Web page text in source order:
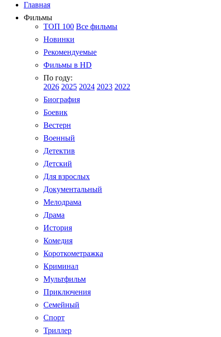
Главная
Фильмы
ТОП 100 Все фильмы
Новинки
Рекомендуемые
Фильмы в HD
По году:
2026 2025 2024 2023 2022
Биография
Боевик
Вестерн
Военный
Детектив
Детский
Для взрослых
Документальный
Мелодрама
Драма
История
Комедия
Короткометражка
Криминал
Мультфильм
Приключения
Семейный
Спорт
Триллер